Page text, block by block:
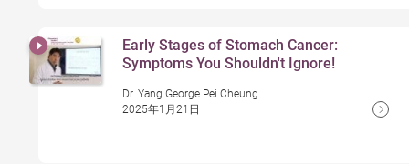
Early Stages of Stomach Cancer:
Symptoms You Shouldn't Ignore!
Dr. Yang George Pei Cheung
2025年1月21日